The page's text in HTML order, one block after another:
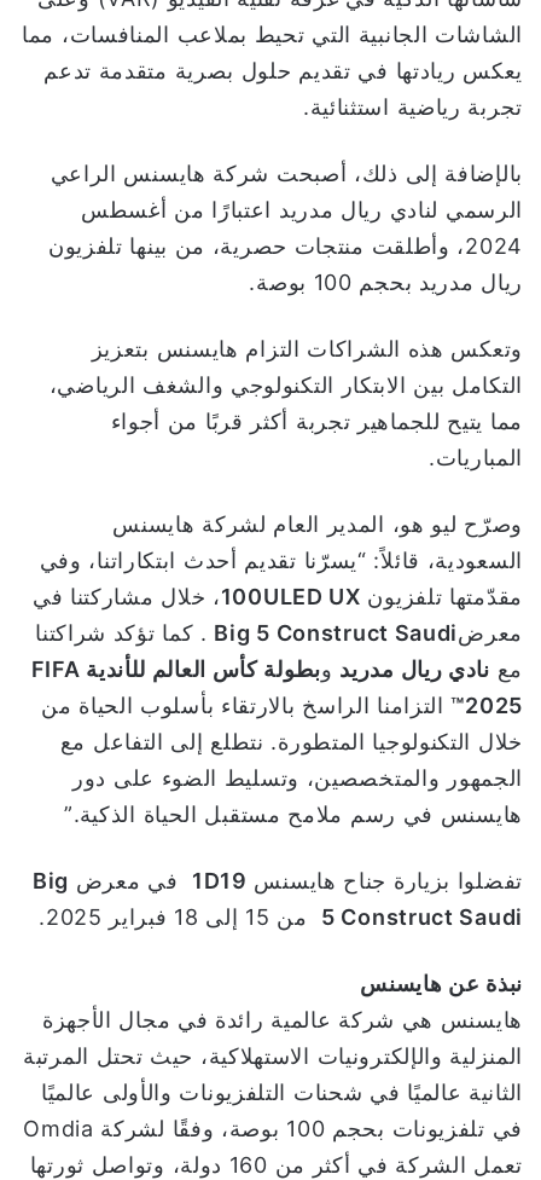
الشاشات الجانبية التي تحيط بملاعب المنافسات، مما
يعكس ريادتها في تقديم حلول بصرية متقدمة تدعم
تجربة رياضية استثنائية.
بالإضافة إلى ذلك، أصبحت شركة هايسنس الراعي
الرسمي لنادي ريال مدريد اعتبارًا من أغسطس
2024، وأطلقت منتجات حصرية، من بينها تلفزيون
ريال مدريد بحجم 100 بوصة.
وتعكس هذه الشراكات التزام هايسنس بتعزيز
التكامل بين الابتكار التكنولوجي والشغف الرياضي،
مما يتيح للجماهير تجربة أكثر قربًا من أجواء
المباريات.
وصرّح ليو هو، المدير العام لشركة هايسنس
السعودية، قائلاً: “يسرّنا تقديم أحدث ابتكاراتنا، وفي
مقدّمتها تلفزيون 100ULED UX، خلال مشاركتنا في
معرضBig 5 Construct Saudi . كما تؤكد شراكتنا
مع نادي ريال مدريد وبطولة كأس العالم للأندية FIFA
2025™ التزامنا الراسخ بالارتقاء بأسلوب الحياة من
خلال التكنولوجيا المتطورة. نتطلع إلى التفاعل مع
الجمهور والمتخصصين، وتسليط الضوء على دور
هايسنس في رسم ملامح مستقبل الحياة الذكية.”
تفضلوا بزيارة جناح هايسنس 1D19 في معرض Big
5 Construct Saudi من 15 إلى 18 فبراير 2025.
نبذة عن هايسنس
هايسنس هي شركة عالمية رائدة في مجال الأجهزة
المنزلية والإلكترونيات الاستهلاكية، حيث تحتل المرتبة
الثانية عالميًا في شحنات التلفزيونات والأولى عالميًا
في تلفزيونات بحجم 100 بوصة، وفقًا لشركة Omdia
تعمل الشركة في أكثر من 160 دولة، وتواصل ثورتها